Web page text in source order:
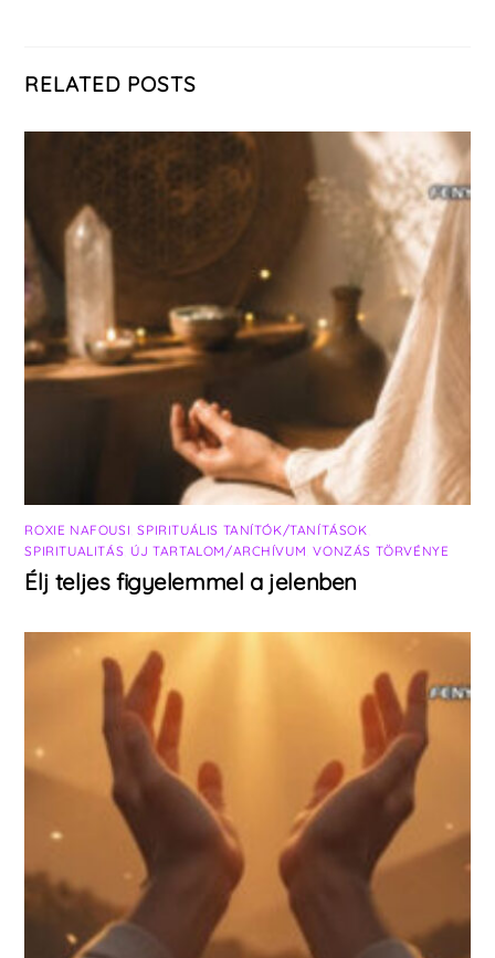
RELATED POSTS
ROXIE NAFOUSI ,SPIRITUÁLIS TANÍTÓK/TANÍTÁSOK
SPIRITUALITÁS ÚJ TARTALOM/ARCHÍVUM ,VONZÁS TÖRVÉNYE
Élj teljes figyelemmel a jelenben